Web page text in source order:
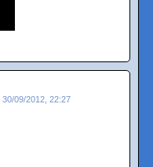
30/09/2012, 22:27